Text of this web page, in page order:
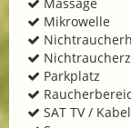
Mikrowelle
Parkplatz
SAT TV /